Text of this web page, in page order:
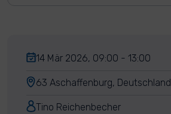
14 Mär 2026, 09:00 - 13:00
63 Aschaffenburg, Deutschland
Tino Reichenbecher